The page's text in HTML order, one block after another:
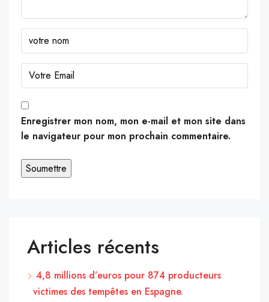
Enregistrer mon nom, mon e-mail et mon site dans
le navigateur pour mon prochain commentaire.
Articles récents
4,8 millions d’euros pour 874 producteurs
victimes des tempêtes en Espagne.